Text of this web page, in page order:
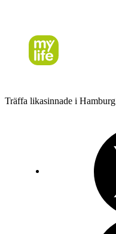
Träffa likasinnade i Hamburg